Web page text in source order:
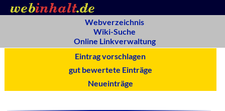
Webverzeichnis
Wiki-Suche
Online Linkverwaltung
Eintrag vorschlagen
gut bewertete Einträge
Neueinträge